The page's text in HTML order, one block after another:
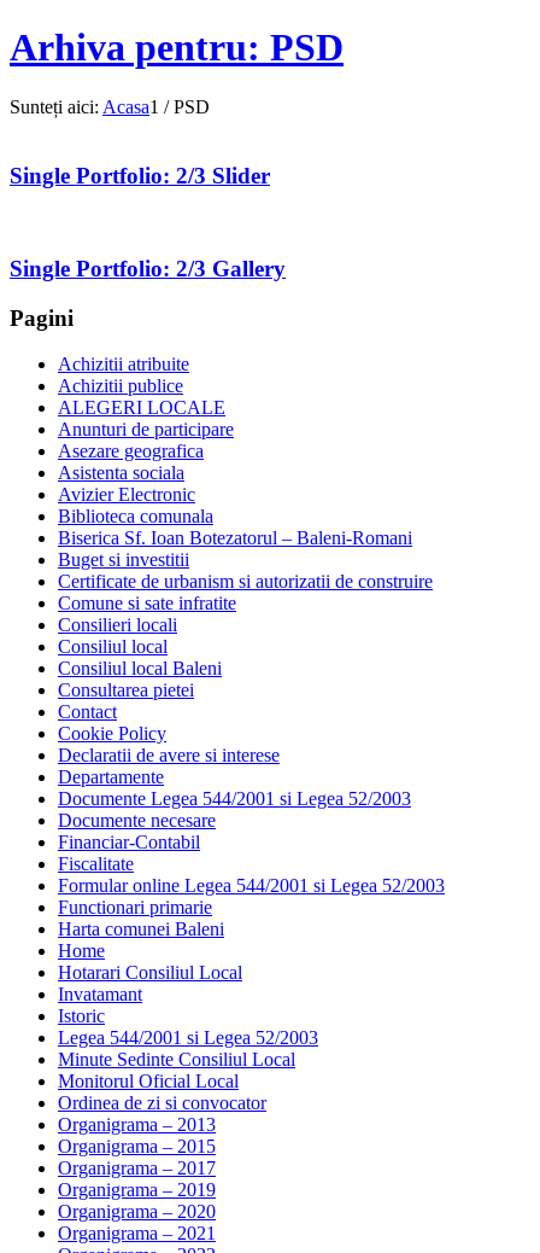
Arhiva pentru: PSD
Sunteți aici: Acasa1 / PSD
Single Portfolio: 2/3 Slider
Single Portfolio: 2/3 Gallery
Pagini
Achizitii atribuite
Achizitii publice
ALEGERI LOCALE
Anunturi de participare
Asezare geografica
Asistenta sociala
Avizier Electronic
Biblioteca comunala
Biserica Sf. Ioan Botezatorul – Baleni-Romani
Buget si investitii
Certificate de urbanism si autorizatii de construire
Comune si sate infratite
Consilieri locali
Consiliul local
Consiliul local Baleni
Consultarea pietei
Contact
Cookie Policy
Declaratii de avere si interese
Departamente
Documente Legea 544/2001 si Legea 52/2003
Documente necesare
Financiar-Contabil
Fiscalitate
Formular online Legea 544/2001 si Legea 52/2003
Functionari primarie
Harta comunei Baleni
Home
Hotarari Consiliul Local
Invatamant
Istoric
Legea 544/2001 si Legea 52/2003
Minute Sedinte Consiliul Local
Monitorul Oficial Local
Ordinea de zi si convocator
Organigrama – 2013
Organigrama – 2015
Organigrama – 2017
Organigrama – 2019
Organigrama – 2020
Organigrama – 2021